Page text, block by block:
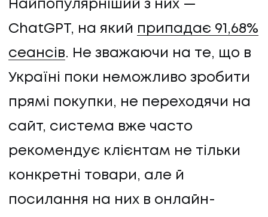
Найпопулярніший з них —
ChatGPT, на який припадає 91,68%
сеансів. Не зважаючи на те, що в
Україні поки неможливо зробити
прямі покупки, не переходячи на
сайт, система вже часто
рекомендує клієнтам не тільки
конкретні товари, але й
посилання на них в онлайн-